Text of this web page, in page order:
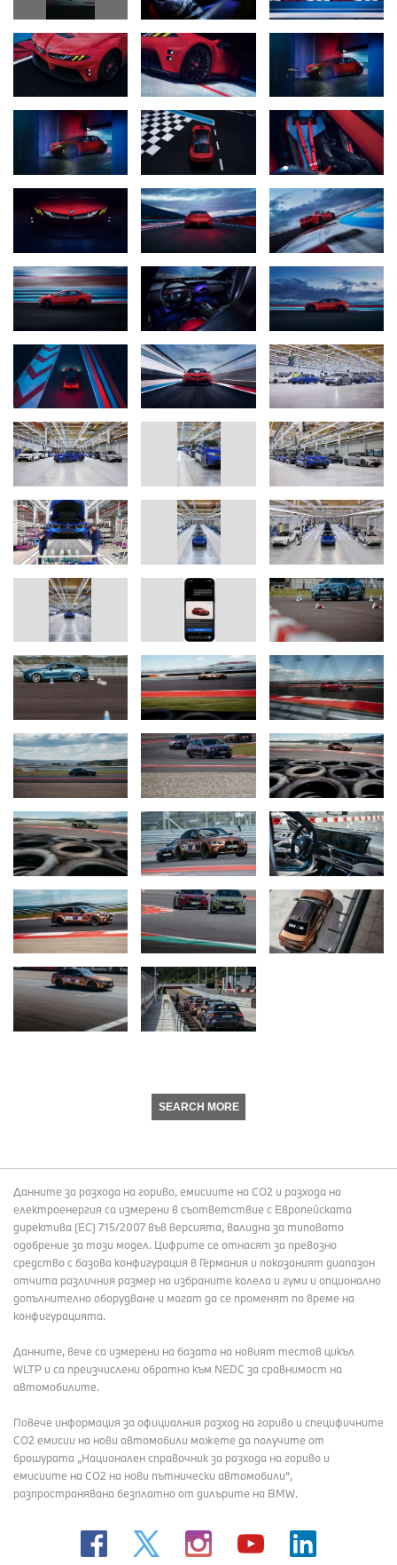
SEARCH MORE
Данните за разхода на гориво, емисиите на СО2 и разхода на
електроенергия са измерени в съответствие с Европейската
директива (EC) 715/2007 във версията, валидна за типовото
одобрение за този модел. Цифрите се отнасят за превозно
средство с базова конфигурация в Германия и показаният диапазон
отчита различния размер на избраните колела и гуми и опционално
допълнително оборудване и могат да се променят по време на
конфигурацията.
Данните, вече са измерени на базата на новият тестов цикъл
WLTP и са преизчислени обратно към NEDC за сравнимост на
автомобилите.
Повече информация за официалния разход на гориво и специфичните
СО2 емисии на нови автомобили можете да получите от
брошурата „Национален справочник за разхода на гориво и
емисиите на CO2 на нови пътнически автомобили“,
разпространявана безплатно от дилърите на BMW.